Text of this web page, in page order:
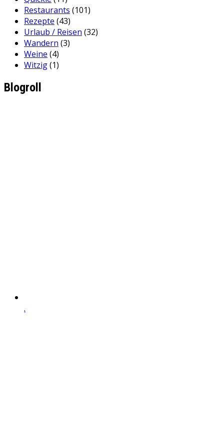
Restaurants (101)
Rezepte (43)
Urlaub / Reisen (32)
Wandern (3)
Weine (4)
Witzig(1)
Blogroll
.